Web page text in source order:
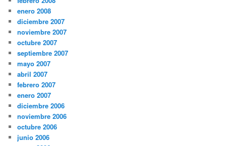
enero 2008
diciembre 2007
noviembre 2007
octubre 2007
septiembre 2007
mayo 2007
abril 2007
febrero 2007
enero 2007
diciembre 2006
noviembre 2006
octubre 2006
junio 2006